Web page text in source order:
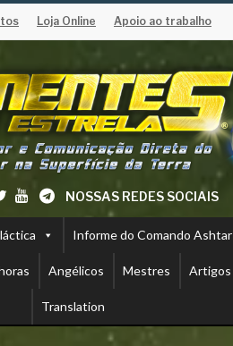
Loja Online Apoio ao trabalho
NOSSAS REDES SOCIAIS
Informe do Comando Ashtar
Angélicos Mestres Artigos
Translation